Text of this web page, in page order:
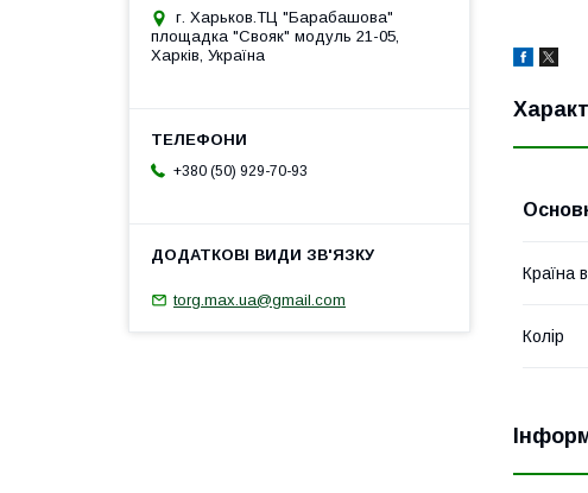
Країна
Колір
г. Харьков.ТЦ "Барабашова"
площадка "Свояк" модуль 21-05,
Харків, Україна
+380 (50) 929-70-93
torg.max.ua@gmail.com